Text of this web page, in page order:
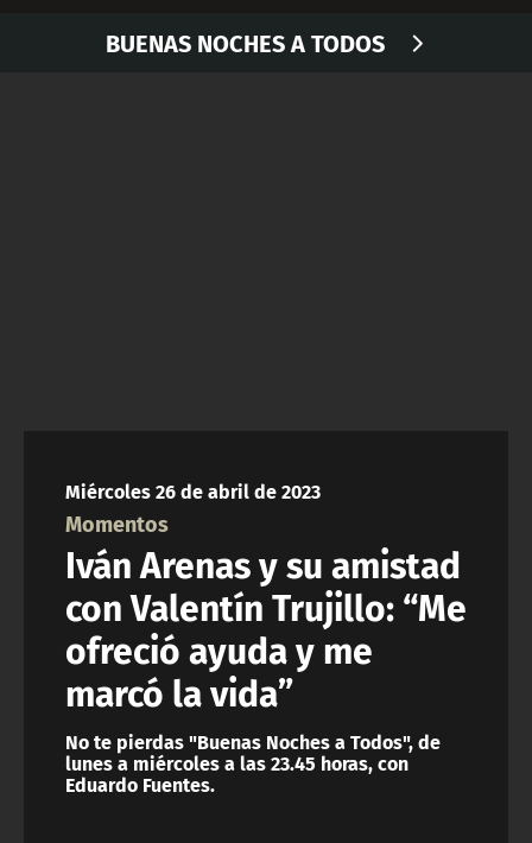
TELESERIESBUENAS NOCHES A TODOS
Miércoles 26 de abril de 2023
Momentos
Iván Arenas y su amistad
con Valentín Trujillo: “Me
ofreció ayuda y me
marcó la vida”
No te pierdas "Buenas Noches a Todos", de
lunes a miércoles a las 23.45 horas, con
Eduardo Fuentes.